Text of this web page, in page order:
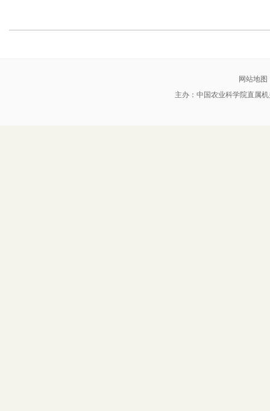
网站地图
主办：中国农业科学院直属